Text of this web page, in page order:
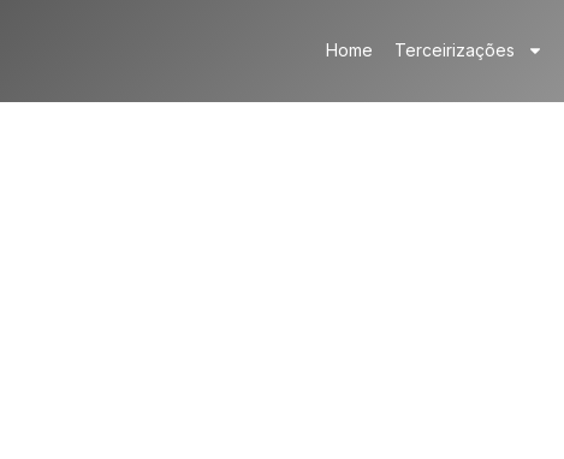
Home Terceirizações